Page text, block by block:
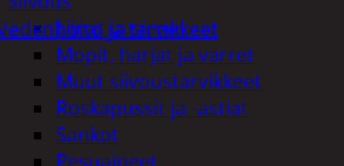
Liinat ja sienet
Mopit, harjat ja varret
Muut siivoustarvikkeet
Roskapussit ja -astiat
Sankot
ja tarvikkeet